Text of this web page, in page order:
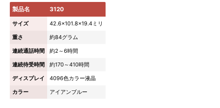
製品名 3120
サイズ
42.6×101.8×19.4ミリ
重さ
約84グラム
連続通話時間
約2～6時間
連続待受時間
約170～410時間
ディスプレイ
4096色カラー液晶
カラー
アイアンブルー